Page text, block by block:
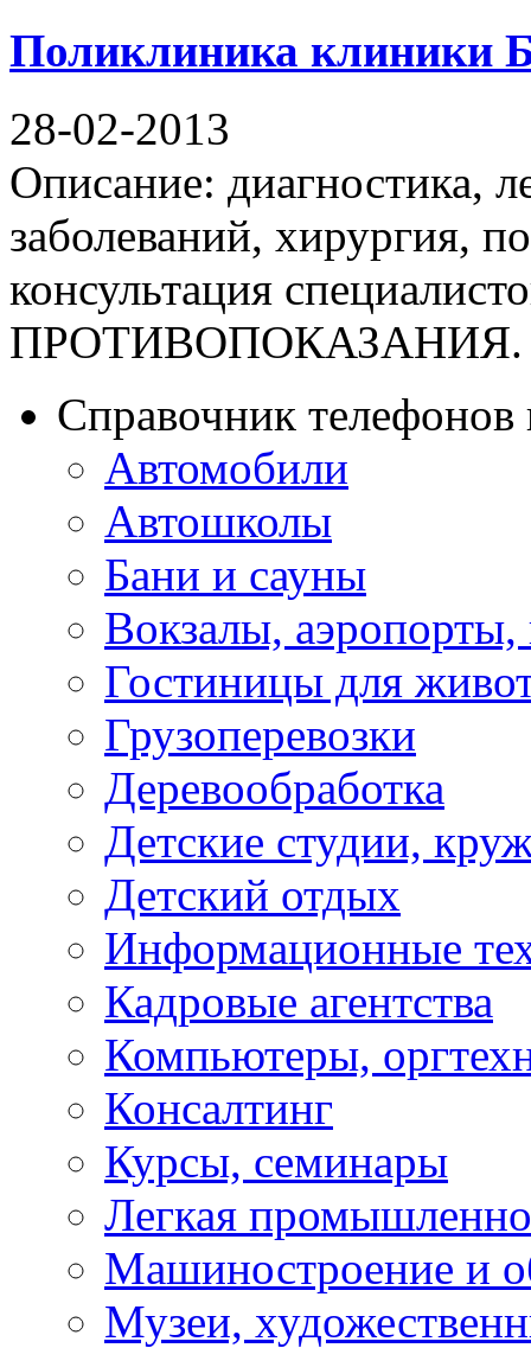
Поликлиника клиники
28-02-2013
Описание: диагностика,
заболеваний, хирургия,
консультация
Справочник
Автомобили
Автошколы
Бани и сауны
Вокзалы,
Гостиницы для
Грузоперевозки
Деревообработка
Детские студии,
Детский отдых
Информационные
Кадровые агентства
Компьютеры,
Консалтинг
Курсы, семинары
Легкая
Машиностроение и
Музеи,